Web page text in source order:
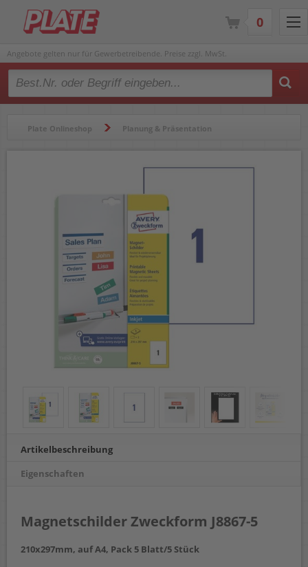
Angebote gelten nur für Gewerbetreibende. Preise zzgl. MwSt.
Type 2 or more characters for results.
Plate Onlineshop Planung & Präsentation
Magnetschilder Zweckform J8867-5
Artikelbeschreibung
Eigenschaften
Magnetschilder Zweckform J8867-5
210x297mm, auf A4, Pack 5 Blatt/5 Stück
0